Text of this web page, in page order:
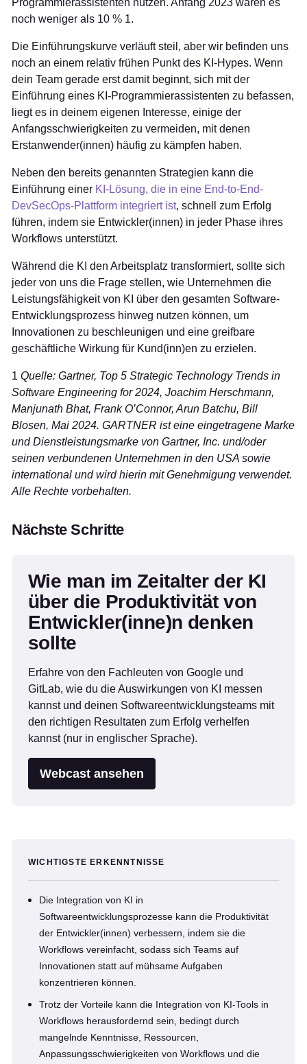
Programmierassistenten nutzen. Anfang 2023 waren es
noch weniger als 10 % 1.
Die Einführungskurve verläuft steil, aber wir befinden uns
noch an einem relativ frühen Punkt des KI-Hypes. Wenn
dein Team gerade erst damit beginnt, sich mit der
Einführung eines KI-Programmierassistenten zu befassen,
liegt es in deinem eigenen Interesse, einige der
Anfangsschwierigkeiten zu vermeiden, mit denen
Erstanwender(innen) häufig zu kämpfen haben.
Neben den bereits genannten Strategien kann die
Einführung einer KI-Lösung, die in eine End-to-End-
DevSecOps-Plattform integriert ist, schnell zum Erfolg
führen, indem sie Entwickler(innen) in jeder Phase ihres
Workflows unterstützt.
Während die KI den Arbeitsplatz transformiert, sollte sich
jeder von uns die Frage stellen, wie Unternehmen die
Leistungsfähigkeit von KI über den gesamten Software-
Entwicklungsprozess hinweg nutzen können, um
Innovationen zu beschleunigen und eine greifbare
geschäftliche Wirkung für Kund(inn)en zu erzielen.
1 Quelle: Gartner, Top 5 Strategic Technology Trends in
Software Engineering for 2024, Joachim Herschmann,
Manjunath Bhat, Frank O’Connor, Arun Batchu, Bill
Blosen, Mai 2024. GARTNER ist eine eingetragene Marke
und Dienstleistungsmarke von Gartner, Inc. und/oder
seinen verbundenen Unternehmen in den USA sowie
international und wird hierin mit Genehmigung verwendet.
Alle Rechte vorbehalten.
Nächste Schritte
Wie man im Zeitalter der KI
über die Produktivität von
Entwickler(inne)n denken
sollte
Erfahre von den Fachleuten von Google und
GitLab, wie du die Auswirkungen von KI messen
kannst und deinen Softwareentwicklungsteams mit
den richtigen Resultaten zum Erfolg verhelfen
kannst (nur in englischer Sprache).
Webcast ansehen
WICHTIGSTE ERKENNTNISSE
Die Integration von KI in
Softwareentwicklungsprozesse kann die Produktivität
der Entwickler(innen) verbessern, indem sie die
Workflows vereinfacht, sodass sich Teams auf
Innovationen statt auf mühsame Aufgaben
konzentrieren können.
Trotz der Vorteile kann die Integration von KI-Tools in
Workflows herausfordernd sein, bedingt durch
mangelnde Kenntnisse, Ressourcen,
Anpassungsschwierigkeiten von Workflows und die